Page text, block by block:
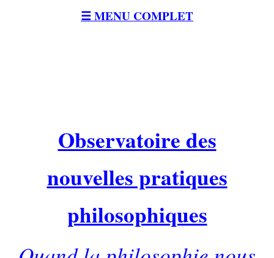
☰ MENU COMPLET
Observatoire des
nouvelles pratiques
philosophiques